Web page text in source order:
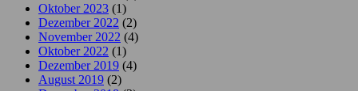
Oktober 2023 (1)
Dezember 2022 (2)
November 2022 (4)
Oktober 2022 (1)
Dezember 2019 (4)
August 2019 (2)